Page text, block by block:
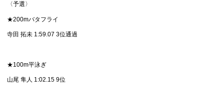
〈予選〉
★200mバタフライ
寺田 拓未 1:59.07 3位通過
★100m平泳ぎ
山尾 隼人 1:02.15 9位